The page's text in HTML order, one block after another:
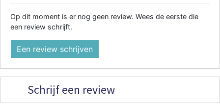
Op dit moment is er nog geen review. Wees de eerste die
een review schrijft.
Een review schrijven
Schrijf een review